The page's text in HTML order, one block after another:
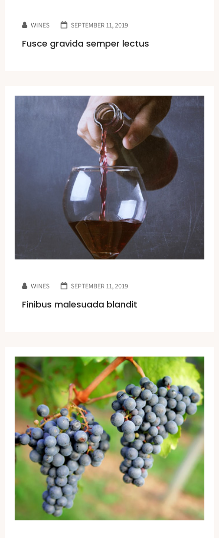
WINES SEPTEMBER 11, 2019
Fusce gravida semper lectus
WINES SEPTEMBER 11, 2019
Finibus malesuada blandit